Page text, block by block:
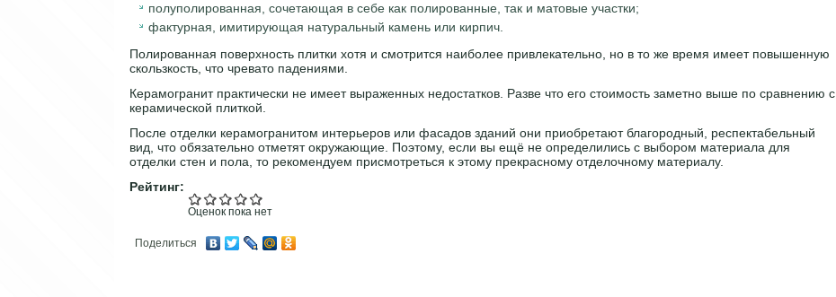
полуполированная, сочетающая в себе как полированные, так и матовые участки;
фактурная, имитирующая натуральный камень или кирпич.
Полированная поверхность плитки хотя и смотрится наиболее привлекательно, но в то же время имеет повышенную
скользкость, что чревато падениями.
Керамогранит практически не имеет выраженных недостатков. Разве что его стоимость заметно выше по сравнению с
керамической плиткой.
После отделки керамогранитом интерьеров или фасадов зданий они приобретают благородный, респектабельный
вид, что обязательно отметят окружающие. Поэтому, если вы ещё не определились с выбором материала для
отделки стен и пола, то рекомендуем присмотреться к этому прекрасному отделочному материалу.
Рейтинг:
Оценок пока нет
Поделиться